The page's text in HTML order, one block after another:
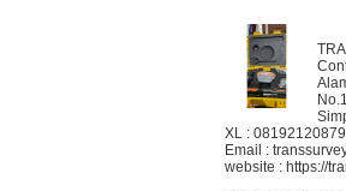
XL : 08192120879
Email :
website : https://